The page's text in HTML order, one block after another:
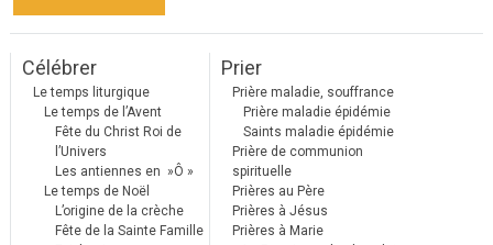
Célébrer
Le temps liturgique
Le temps de l’Avent
Fête du Christ Roi de
l’Univers
Les antiennes en »Ô »
Le temps de Noël
L’origine de la crèche
Fête de la Sainte Famille
Prier
Prière maladie, souffrance
Prière maladie épidémie
Saints maladie épidémie
Prière de communion
spirituelle
Prières au Père
Prières à Jésus
Prières à Marie